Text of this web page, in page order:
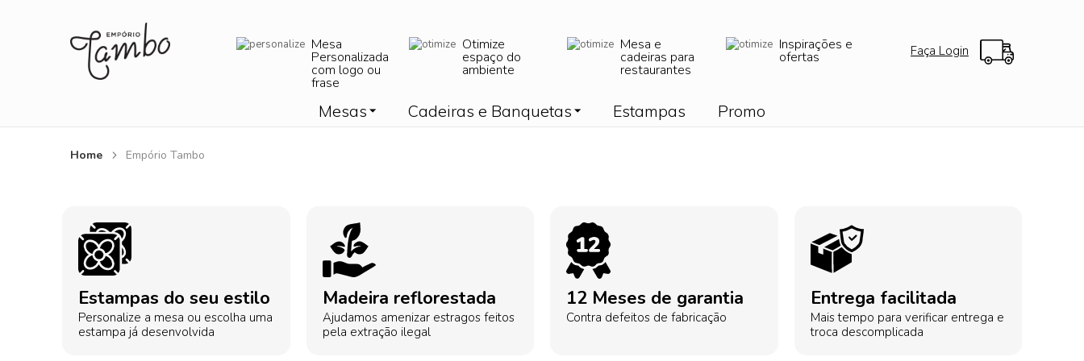
Mesa
Personalizada
com logo ou
frase
Otimize
espaço do
ambiente
Mesa e
cadeiras para
restaurantes
Inspirações e
ofertas Faça Login
Mesas Cadeiras e Banquetas Estampas Promo
Home Empório Tambo
Estampas do seu estilo
Personalize a mesa ou escolha uma
estampa já desenvolvida
Madeira reflorestada
Ajudamos amenizar estragos feitos
pela extração ilegal
12 Meses de garantia
Contra defeitos de fabricação
Entrega facilitada
Mais tempo para verificar entrega e
troca descomplicada